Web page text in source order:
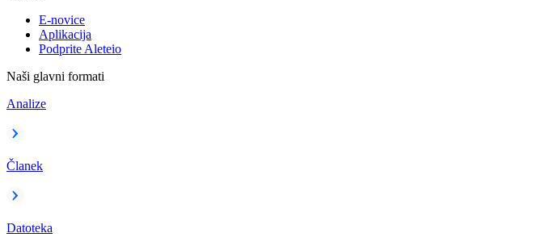
E-novice
Aplikacija
Podprite Aleteio
Naši glavni formati
Analize
Članek
Datoteka